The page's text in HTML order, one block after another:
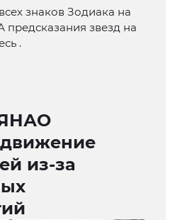
знаков Зодиака на
предсказания звезд на
.
из-за